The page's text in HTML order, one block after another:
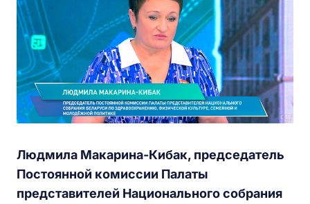
Людмила Макарина-Кибак, председатель
Постоянной комиссии Палаты
представителей Национального собрания